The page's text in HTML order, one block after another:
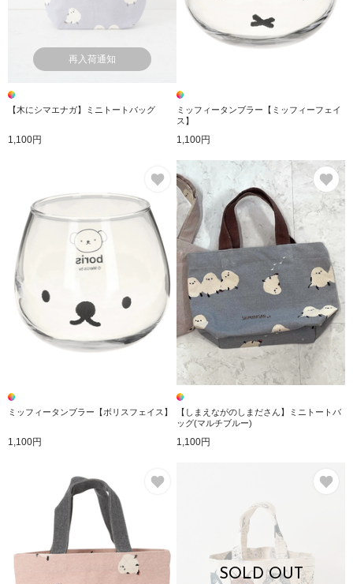
再入荷通知
【木にシマエナガ】ミニトートバッグ
1,100円
ミッフィータンブラー【ミッフィーフェイ
ス】
1,100円
お気に入り
ミッフィータンブラー【ボリスフェイス】
1,100円
【しまえながのしまださん】ミニトートバ
ッグ(マルチブルー)
1,100円
SOLD OUT